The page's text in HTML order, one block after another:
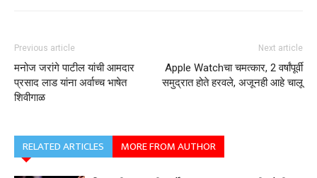
Previous article
मनोज जरांगे पाटील यांची आमदार
प्रसाद लाड यांना अर्वाच्च भाषेत
शिवीगाळ
Next article
Apple Watchचा चमत्कार, 2 वर्षांपूर्वी
समुद्रात होते हरवले, अजूनही आहे चालू
RELATED ARTICLES MORE FROM AUTHOR